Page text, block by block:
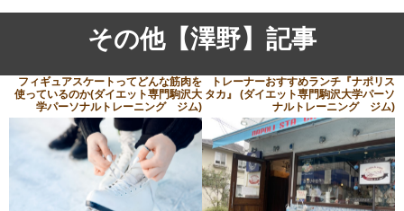
その他【澤野】記事
フィギュアスケートってどんな筋肉を
使っているのか(ダイエット専門駒沢大
学パーソナルトレーニング ジム)
トレーナーおすすめランチ『ナポリス
タカ』 (ダイエット専門駒沢大学パーソ
ナルトレーニング ジム)